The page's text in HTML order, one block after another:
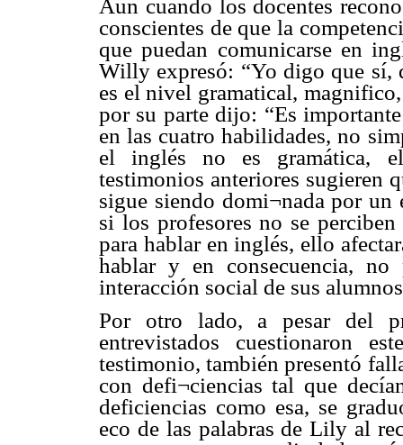
Aun cuando los docentes
conscientes de que la
que puedan comunicarse en
Willy expresó: “Yo digo que sí,
es el nivel gramatical,
por su parte dijo: “Es
en las cuatro habilidades, no
el inglés no es gramática,
testimonios anteriores sugieren
sigue siendo domi¬nada por un
si los profesores no se
para hablar en inglés, ello
hablar y en consecuencia, no
interacción social de sus
Por otro lado, a pesar del
entrevistados cuestionaron
testimonio, también presentó
con defi¬ciencias tal que
deficiencias como esa, se
eco de las palabras de Lily al